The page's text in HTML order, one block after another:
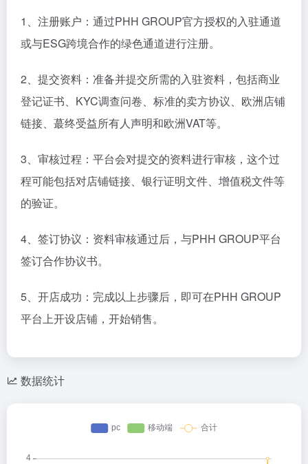
1、注册账户：通过PHH GROUP官方授权的入驻通道
或与ESG跨境合作的绿色通道进行注册。
2、提交资料：准备并提交所需的入驻资料，包括商业
登记证书、KYC调查问卷、标准的卖方协议、欧洲店铺
链接、蕞终受益所有人声明和欧洲VAT等。
3、审核过程：平台会对提交的资料进行审核，这个过
程可能包括对店铺链接、银行证明文件、增值税文件等
的验证。
4、签订协议：资料审核通过后，与PHH GROUP平台
签订合作协议书。
5、开店成功：完成以上步骤后，即可在PHH GROUP
平台上开设店铺，开始销售。
数据统计